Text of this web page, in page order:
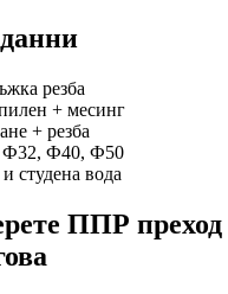
резба
+ месинг
+ резба
Ф32, Ф40, Ф50
студена вода
ППР